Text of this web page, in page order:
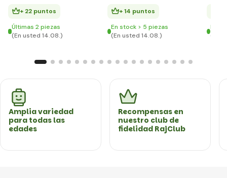
+ 22 puntos
Últimas 2 piezas
(En usted 14.08.)
+ 14 puntos
En stock > 5 piezas
(En usted 14.08.)
En
(En
Amplia variedad
para todas las
edades
Recompensas en
nuestro club de
fidelidad RajClub